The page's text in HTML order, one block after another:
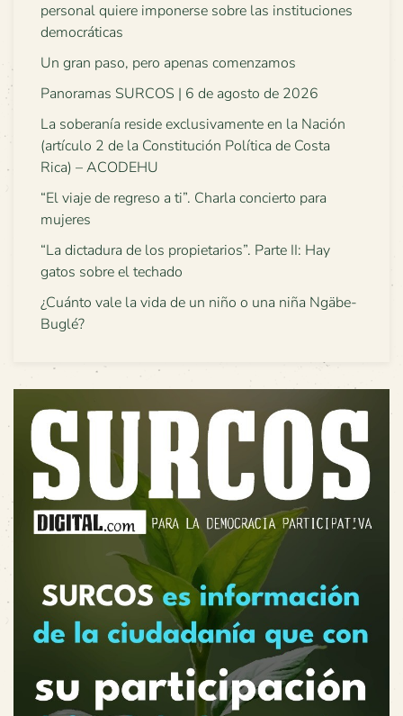
personal quiere imponerse sobre las instituciones
democráticas
Un gran paso, pero apenas comenzamos
Panoramas SURCOS | 6 de agosto de 2026
La soberanía reside exclusivamente en la Nación
(artículo 2 de la Constitución Política de Costa
Rica) – ACODEHU
“El viaje de regreso a ti”. Charla concierto para
mujeres
“La dictadura de los propietarios”. Parte II: Hay
gatos sobre el techado
¿Cuánto vale la vida de un niño o una niña Ngäbe-
Buglé?